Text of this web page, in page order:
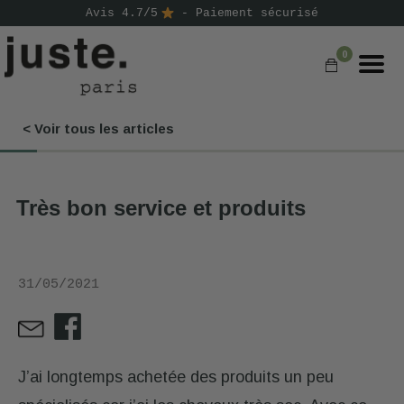
Avis 4.7/5 - Paiement sécurisé
0
< Voir tous les articles
Très bon service et produits
31/05/2021
J’ai longtemps achetée des produits un peu
COMMANDER
NOS GAMMES
D'ESSAI
⭐